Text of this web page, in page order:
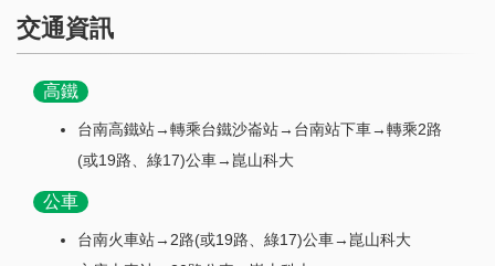
交通資訊
高鐵
台南高鐵站→轉乘台鐵沙崙站→台南站下車→轉乘2路
(或19路、綠17)公車→崑山科大
公車
台南火車站→2路(或19路、綠17)公車→崑山科大